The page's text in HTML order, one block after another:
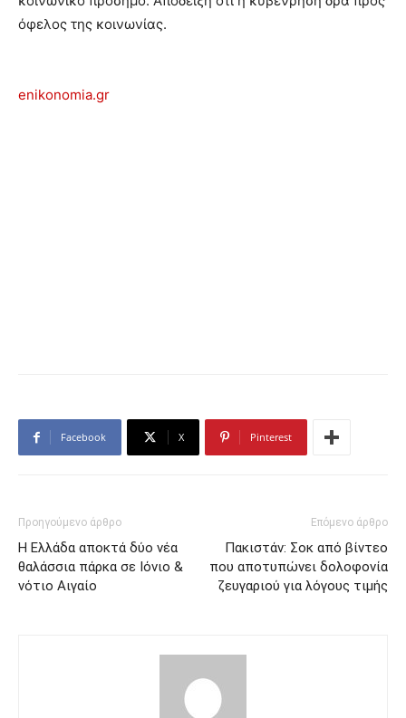
όφελος της κοινωνίας.
enikonomia.gr
Facebook X Pinterest
Προηγούμενο άρθρο
Η Ελλάδα αποκτά δύο νέα
θαλάσσια πάρκα σε Ιόνιο &
νότιο Αιγαίο
Επόμενο άρθρο
Πακιστάν: Σοκ από βίντεο
που αποτυπώνει δολοφονία
ζευγαριού για λόγους τιμής